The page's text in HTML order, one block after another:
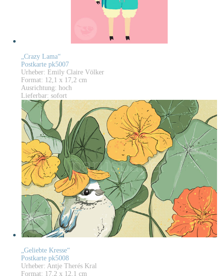
„Crazy Lama“
Postkarte pk5007
Urheber: Emily Claire Völker
Format: 12,1 x 17,2 cm
Ausrichtung: hoch
Lieferbar: sofort
„Geliebte Kresse“
Postkarte pk5008
Urheber: Antje Therés Kral
Format: 17,2 x 12,1 cm